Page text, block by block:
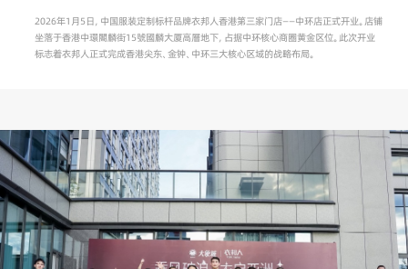
2026年1月5日，中国服装定制标杆品牌衣邦人香港第三家门店——中环店正式开业。店铺
坐落于香港中環閣麟街15號國麟大厦高層地下，占据中环核心商圈黄金区位。此次开业
标志着衣邦人正式完成香港尖东、金钟、中环三大核心区域的战略布局。